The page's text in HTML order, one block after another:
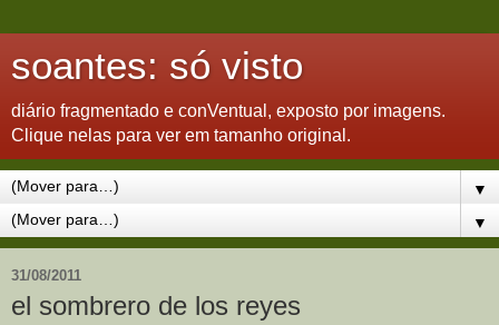
soantes: só visto
diário fragmentado e conVentual, exposto por imagens.
Clique nelas para ver em tamanho original.
▼
▼
31/08/2011
el sombrero de los reyes